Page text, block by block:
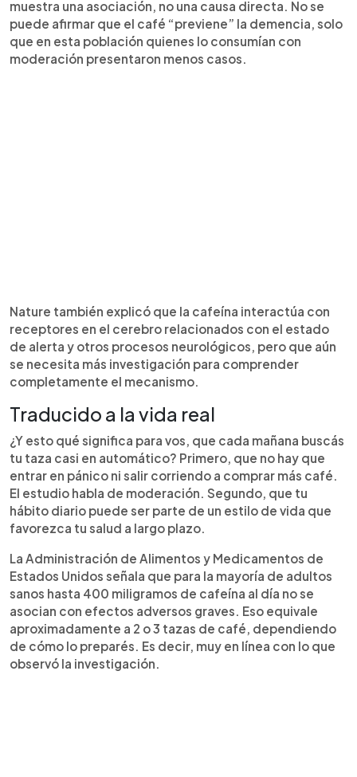
muestra una asociación, no una causa directa. No se
puede afirmar que el café “previene” la demencia, solo
que en esta población quienes lo consumían con
moderación presentaron menos casos.
Nature también explicó que la cafeína interactúa con
receptores en el cerebro relacionados con el estado
de alerta y otros procesos neurológicos, pero que aún
se necesita más investigación para comprender
completamente el mecanismo.
Traducido a la vida real
¿Y esto qué significa para vos, que cada mañana buscás
tu taza casi en automático? Primero, que no hay que
entrar en pánico ni salir corriendo a comprar más café.
El estudio habla de moderación. Segundo, que tu
hábito diario puede ser parte de un estilo de vida que
favorezca tu salud a largo plazo.
La Administración de Alimentos y Medicamentos de
Estados Unidos señala que para la mayoría de adultos
sanos hasta 400 miligramos de cafeína al día no se
asocian con efectos adversos graves. Eso equivale
aproximadamente a 2 o 3 tazas de café, dependiendo
de cómo lo preparés. Es decir, muy en línea con lo que
observó la investigación.